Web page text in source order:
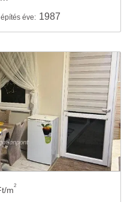
építés éve: 1987
m2